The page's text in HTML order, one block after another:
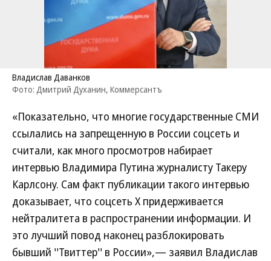
Владислав Даванков
Фото: Дмитрий Духанин, Коммерсантъ
«Показательно, что многие государственные СМИ
ссылались на запрещенную в России соцсеть и
считали, как много просмотров набирает
интервью Владимира Путина журналисту Такеру
Карлсону. Сам факт публикации такого интервью
доказывает, что соцсеть X придерживается
нейтралитета в распространении информации. И
это лучший повод наконец разблокировать
бывший ''Твиттер'' в России»,— заявил Владислав